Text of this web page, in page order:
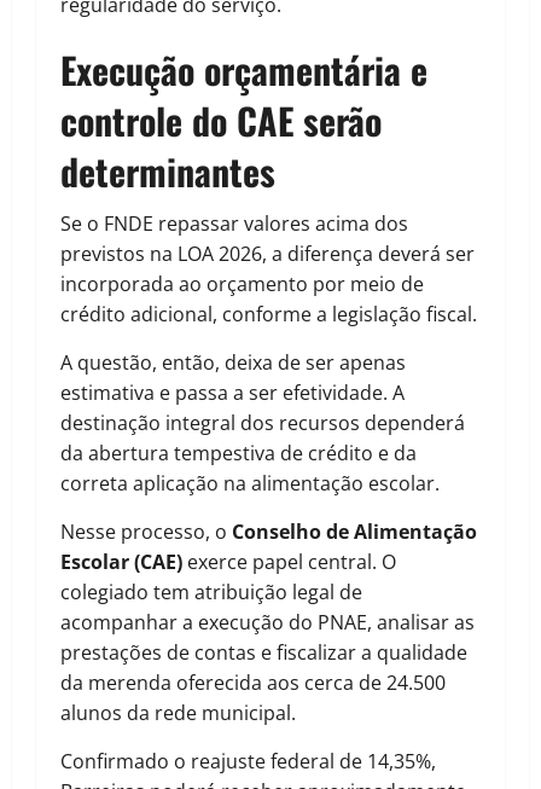
Execução orçamentária e
controle do CAE serão
determinantes
Se o FNDE repassar valores acima dos
previstos na LOA 2026, a diferença deverá ser
incorporada ao orçamento por meio de
crédito adicional, conforme a legislação fiscal.
A questão, então, deixa de ser apenas
estimativa e passa a ser efetividade. A
destinação integral dos recursos dependerá
da abertura tempestiva de crédito e da
correta aplicação na alimentação escolar.
Nesse processo, o Conselho de Alimentação
Escolar (CAE) exerce papel central. O
colegiado tem atribuição legal de
acompanhar a execução do PNAE, analisar as
prestações de contas e fiscalizar a qualidade
da merenda oferecida aos cerca de 24.500
alunos da rede municipal.
Confirmado o reajuste federal de 14,35%,